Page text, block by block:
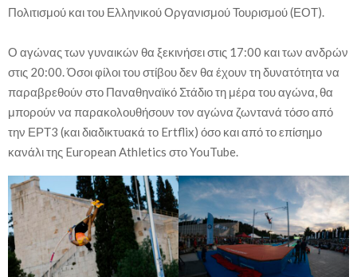
Πολιτισμού και του Ελληνικού Οργανισμού Τουρισμού (ΕΟΤ).
Ο αγώνας των γυναικών θα ξεκινήσει στις 17:00 και των ανδρών
στις 20:00. Όσοι φίλοι του στίβου δεν θα έχουν τη δυνατότητα να
παραβρεθούν στο Παναθηναϊκό Στάδιο τη μέρα του αγώνα, θα
μπορούν να παρακολουθήσουν τον αγώνα ζωντανά τόσο από
την ΕΡΤ3 (και διαδικτυακά το Ertflix) όσο και από το επίσημο
κανάλι της European Athletics στο YouTube.